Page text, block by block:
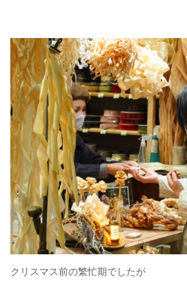
クリスマス前の繁忙期でしたが